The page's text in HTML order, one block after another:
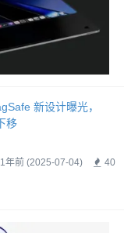
1年前 (2025-07-04) 40